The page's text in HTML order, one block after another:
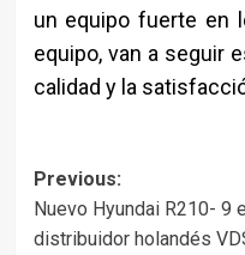
un equipo fuerte en
equipo, van a seguir
calidad y la
Post
navigation
Previous:
Nuevo Hyundai R210- 9
distribuidor holandés